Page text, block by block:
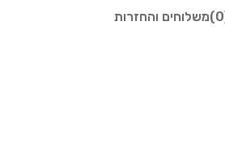
משלוחים והחזרות